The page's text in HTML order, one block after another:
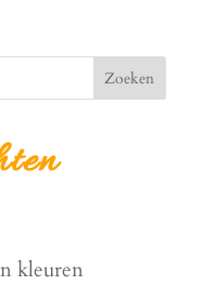
Zoeken
kleuren